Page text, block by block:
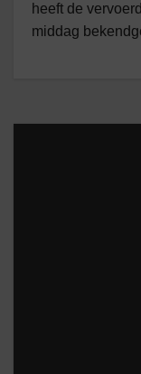
heeft de
middag